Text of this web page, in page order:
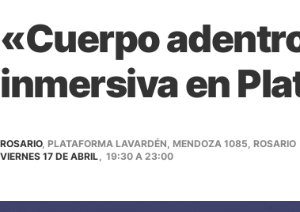
«Cuerpo
inmersiva en
ROSARIO, PLATAFORMA LAVARDÉN, MENDOZA 1085, ROSARIO
VIERNES 17 DE ABRIL
19:30 A 23:00